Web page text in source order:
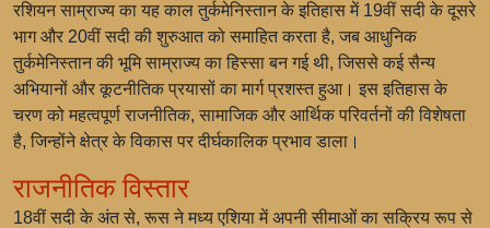
रशियन साम्राज्य का यह काल तुर्कमेनिस्तान के इतिहास में 19वीं सदी के दूसरे
भाग और 20वीं सदी की शुरुआत को समाहित करता है, जब आधुनिक
तुर्कमेनिस्तान की भूमि साम्राज्य का हिस्सा बन गई थी, जिससे कई सैन्य
अभियानों और कूटनीतिक प्रयासों का मार्ग प्रशस्त हुआ। इस इतिहास के
चरण को महत्वपूर्ण राजनीतिक, सामाजिक और आर्थिक परिवर्तनों की विशेषता
है, जिन्होंने क्षेत्र के विकास पर दीर्घकालिक प्रभाव डाला।
राजनीतिक विस्तार
18वीं सदी के अंत से, रूस ने मध्य एशिया में अपनी सीमाओं का सक्रिय रूप से